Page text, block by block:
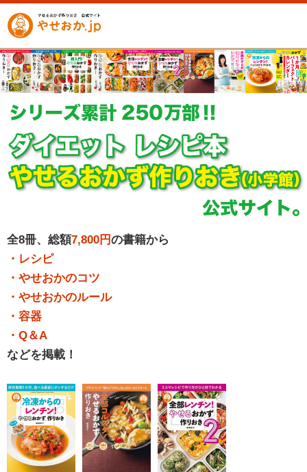
全8冊、総額7,800円の書籍から
・レシピ
・やせおかのコツ
・やせおかのルール
・容器
・Q＆A
などを掲載！